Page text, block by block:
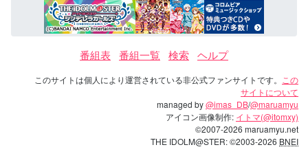
番組表 番組一覧 検索 ヘルプ
このサイトは個人により運営されている非公式ファンサイトです。
この
サイトについて
managed by@imas_DB/@maruamyu
アイコン画像制作: イトマ(@itomxy)
©2007-2026 maruamyu.net
THE IDOLM@STER: ©2003-2026 BNEI